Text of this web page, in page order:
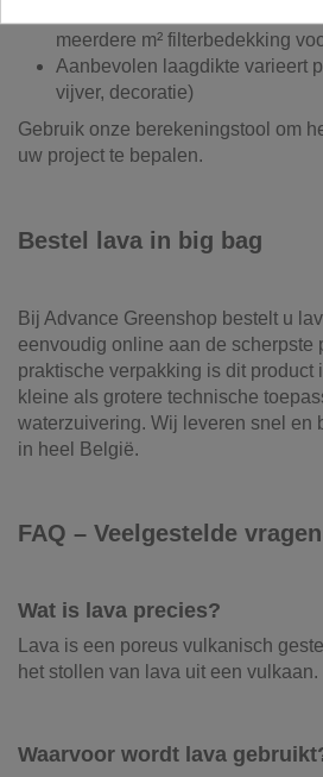
meerdere m² filterbedekking
Aanbevolen laagdikte varieert
vijver, decoratie)
Gebruik onze berekeningstool om
uw project te bepalen.
Bestel lava in big bag
Bij Advance Greenshop bestelt u
eenvoudig online aan de scherpste
praktische verpakking is dit product
kleine als grotere technische
waterzuivering. Wij leveren snel en
in heel België.
FAQ – Veelgestelde
Wat is lava precies?
Lava is een poreus vulkanisch
het stollen van lava uit een vulkaan.
Waarvoor wordt lava